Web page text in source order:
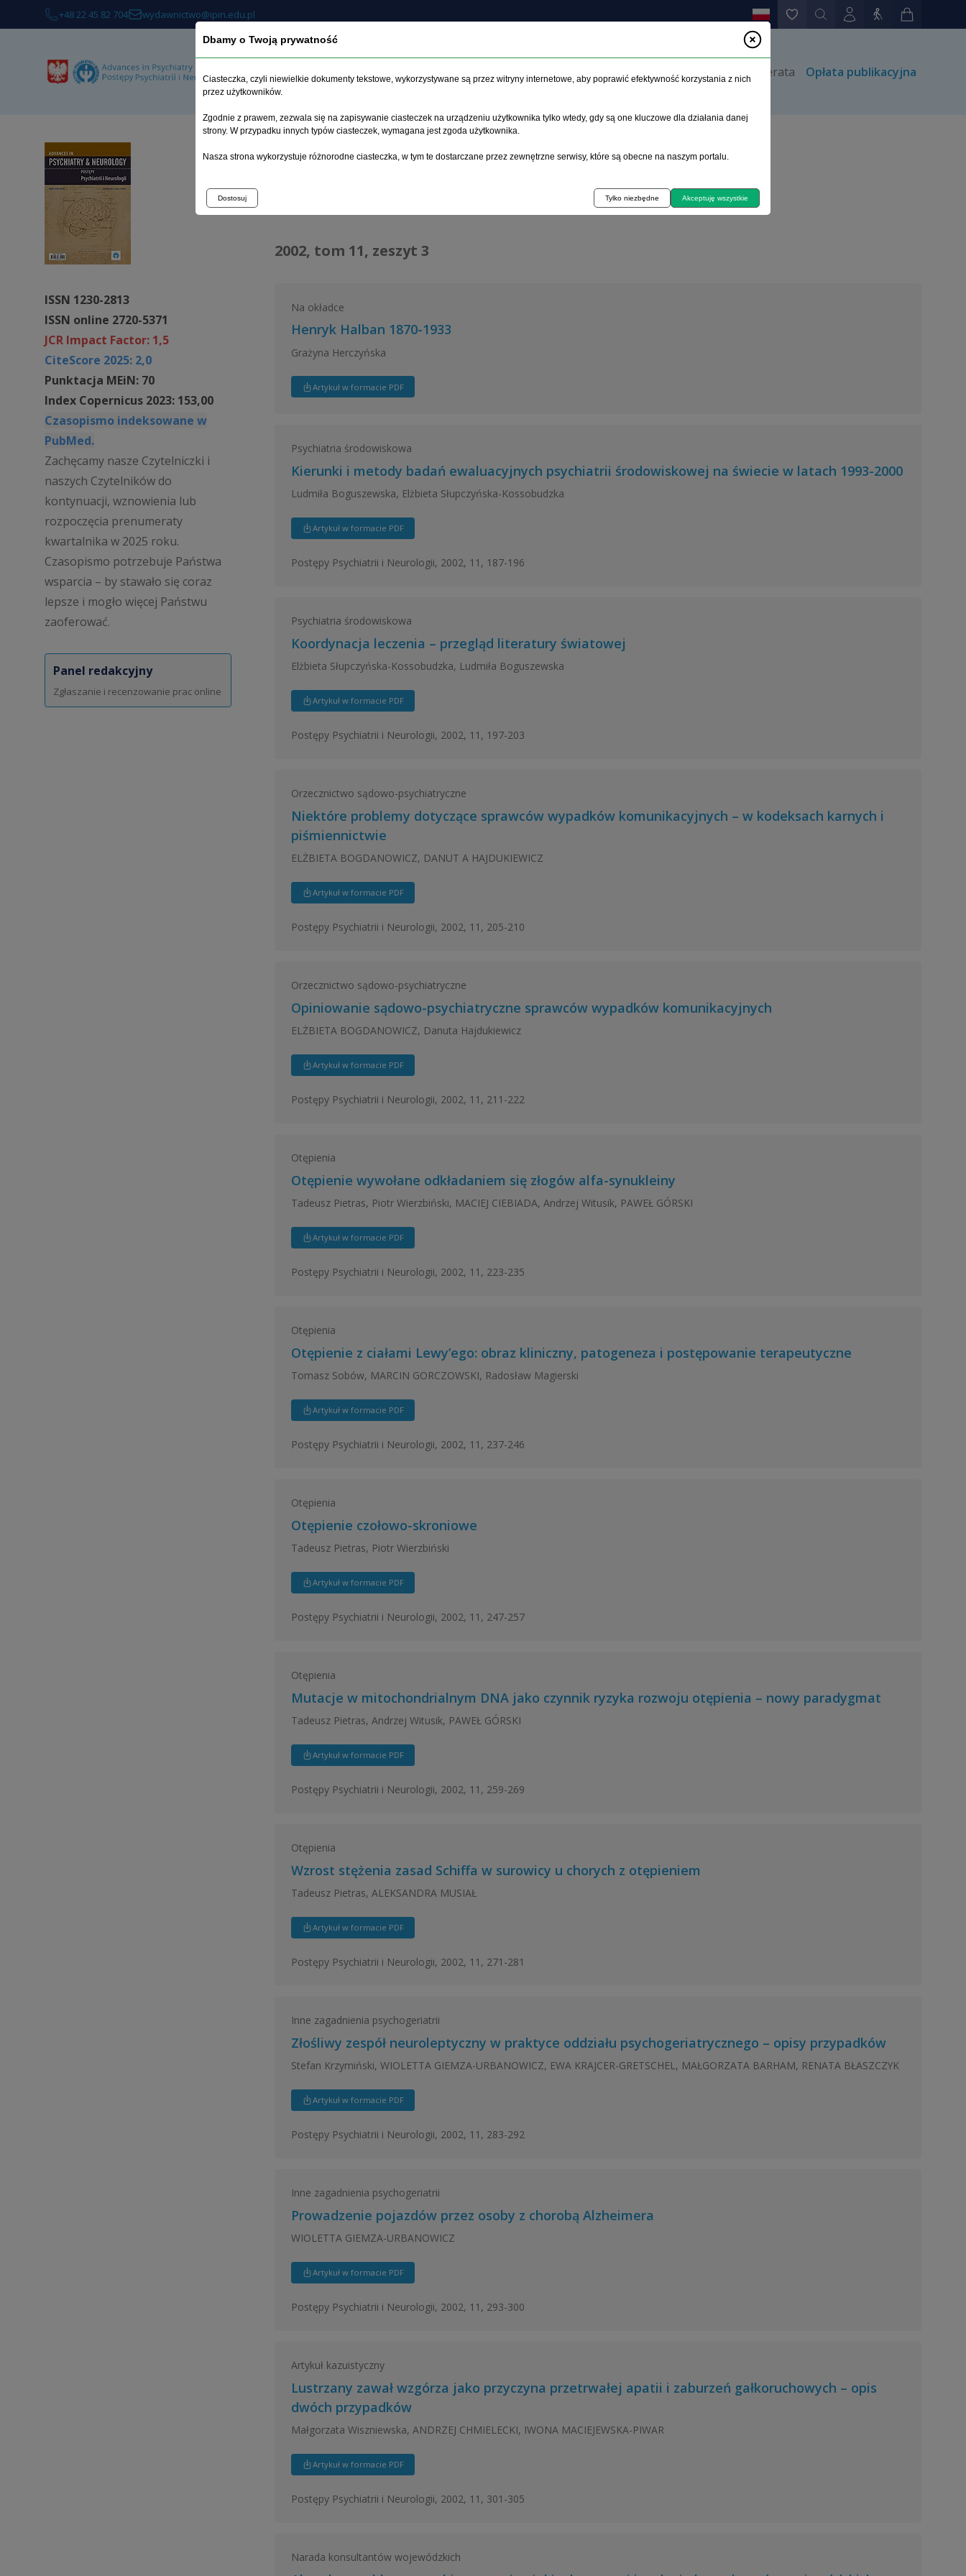
+48 22 45 82 704 wydawnictwo@ipin.edu.pl
O czasopiśmie Archiwum Etyka Instrukcja dla autorów Kontakt Prenumerata Opłata publikacyjna
ISSN 1230-2813
ISSN online 2720-5371
JCR Impact Factor: 1,5
CiteScore 2025: 2,0
Punktacja MEiN: 70
Index Copernicus 2023: 153,00
Czasopismo indeksowane w
PubMed.
Zachęcamy nasze Czytelniczki i
naszych Czytelników do
kontynuacji, wznowienia lub
rozpoczęcia prenumeraty
kwartalnika w 2025 roku.
Czasopismo potrzebuje Państwa
wsparcia – by stawało się coraz
lepsze i mogło więcej Państwu
zaoferować.
Panel redakcyjny
Zgłaszanie i recenzowanie prac online
Strona główna >Archiwum>zeszyt 3
2002, tom 11, zeszyt 3
Na okładce
Henryk Halban 1870-1933
Grażyna Herczyńska
Artykuł w formacie PDF
Psychiatria środowiskowa
Kierunki i metody badań ewaluacyjnych psychiatrii środowiskowej na świecie w latach 1993-2000
Ludmiła Boguszewska, Elżbieta Słupczyńska-Kossobudzka
Artykuł w formacie PDF
Postępy Psychiatrii i Neurologii, 2002, 11, 187-196
Psychiatria środowiskowa
Koordynacja leczenia – przegląd literatury światowej
Elżbieta Słupczyńska-Kossobudzka, Ludmiła Boguszewska
Artykuł w formacie PDF
Postępy Psychiatrii i Neurologii, 2002, 11, 197-203
Orzecznictwo sądowo-psychiatryczne
Niektóre problemy dotyczące sprawców wypadków komunikacyjnych – w kodeksach karnych i
piśmiennictwie
ELŻBIETA BOGDANOWICZ, DANUT A HAJDUKIEWICZ
Artykuł w formacie PDF
Postępy Psychiatrii i Neurologii, 2002, 11, 205-210
Orzecznictwo sądowo-psychiatryczne
Opiniowanie sądowo-psychiatryczne sprawców wypadków komunikacyjnych
ELŻBIETA BOGDANOWICZ, Danuta Hajdukiewicz
Artykuł w formacie PDF
Postępy Psychiatrii i Neurologii, 2002, 11, 211-222
Otępienia
Otępienie wywołane odkładaniem się złogów alfa-synukleiny
Tadeusz Pietras, Piotr Wierzbiński, MACIEJ CIEBIADA, Andrzej Witusik, PAWEŁ GÓRSKI
Artykuł w formacie PDF
Postępy Psychiatrii i Neurologii, 2002, 11, 223-235
Otępienia
Otępienie z ciałami Lewy’ego: obraz kliniczny, patogeneza i postępowanie terapeutyczne
Tomasz Sobów, MARCIN GORCZOWSKI, Radosław Magierski
Artykuł w formacie PDF
Postępy Psychiatrii i Neurologii, 2002, 11, 237-246
Otępienia
Otępienie czołowo-skroniowe
Tadeusz Pietras, Piotr Wierzbiński
Artykuł w formacie PDF
Postępy Psychiatrii i Neurologii, 2002, 11, 247-257
Otępienia
Mutacje w mitochondrialnym DNA jako czynnik ryzyka rozwoju otępienia – nowy paradygmat
Tadeusz Pietras, Andrzej Witusik, PAWEŁ GÓRSKI
Artykuł w formacie PDF
Postępy Psychiatrii i Neurologii, 2002, 11, 259-269
Otępienia
Wzrost stężenia zasad Schiffa w surowicy u chorych z otępieniem
Tadeusz Pietras, ALEKSANDRA MUSIAŁ
Artykuł w formacie PDF
Postępy Psychiatrii i Neurologii, 2002, 11, 271-281
Inne zagadnienia psychogeriatrii
Złośliwy zespół neuroleptyczny w praktyce oddziału psychogeriatrycznego – opisy przypadków
Stefan Krzymiński, WIOLETTA GIEMZA-URBANOWICZ, EWA KRAJCER-GRETSCHEL, MAŁGORZATA BARHAM, RENATA BŁASZCZYK
Artykuł w formacie PDF
Postępy Psychiatrii i Neurologii, 2002, 11, 283-292
Inne zagadnienia psychogeriatrii
Prowadzenie pojazdów przez osoby z chorobą Alzheimera
WIOLETTA GIEMZA-URBANOWICZ
Artykuł w formacie PDF
Postępy Psychiatrii i Neurologii, 2002, 11, 293-300
Artykuł kazuistyczny
Lustrzany zawał wzgórza jako przyczyna przetrwałej apatii i zaburzeń gałkoruchowych – opis
dwóch przypadków
Małgorzata Wiszniewska, ANDRZEJ CHMIELECKI, IWONA MACIEJEWSKA-PIWAR
Artykuł w formacie PDF
Postępy Psychiatrii i Neurologii, 2002, 11, 301-305
Narada konsultantów wojewódzkich
Dbamy o Twoją prywatność
Ciasteczka, czyli niewielkie dokumenty tekstowe, wykorzystywane są przez witryny internetowe, aby poprawić efektywność korzystania z nich
przez użytkowników.
Zgodnie z prawem, zezwala się na zapisywanie ciasteczek na urządzeniu użytkownika tylko wtedy, gdy są one kluczowe dla działania danej
strony. W przypadku innych typów ciasteczek, wymagana jest zgoda użytkownika.
Nasza strona wykorzystuje różnorodne ciasteczka, w tym te dostarczane przez zewnętrzne serwisy, które są obecne na naszym portalu.
Dostosuj Tylko niezbędne Akceptuję wszystkie